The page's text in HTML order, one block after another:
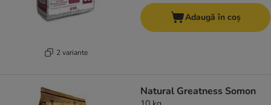
2 variante
Adaugă în coș
Natural Greatness Somon